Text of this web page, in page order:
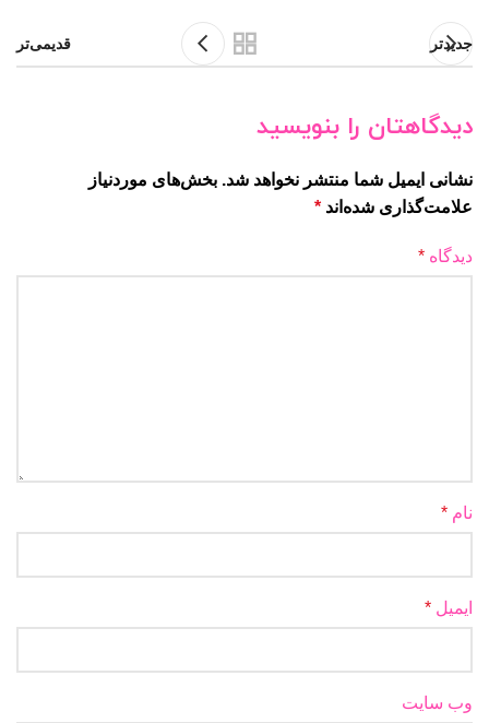
جدیدتر قدیمی‌تر
دیدگاهتان را بنویسید
نشانی ایمیل شما منتشر نخواهد شد. بخش‌های موردنیاز
علامت‌گذاری شده‌اند *
دیدگاه *
نام *
ایمیل *
وب‌ سایت